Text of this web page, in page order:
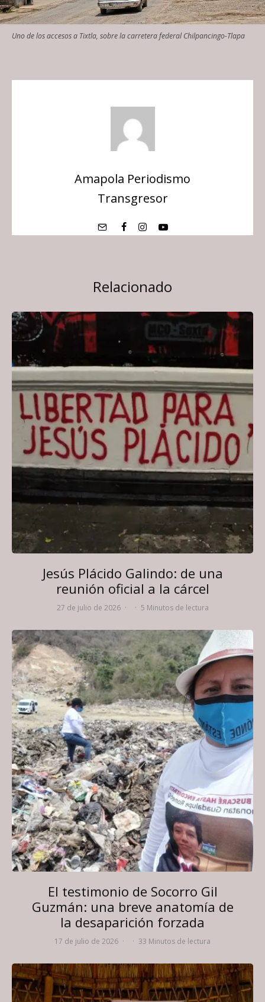
Uno de los accesos a Tixtla, sobre la carretera federal Chilpancingo-Tlapa
Amapola Periodismo
Transgresor
Relacionado
Jesús Plácido Galindo: de una
reunión oficial a la cárcel
27 de julio de 2026 · · 5 Minutos de lectura
El testimonio de Socorro Gil
Guzmán: una breve anatomía de
la desaparición forzada
17 de julio de 2026 · · 33 Minutos de lectura